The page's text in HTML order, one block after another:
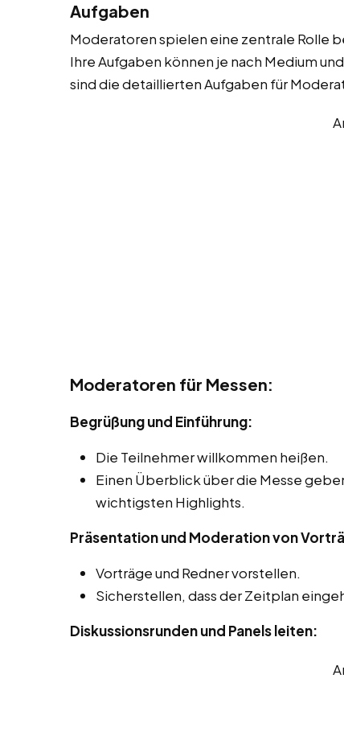
Aufgaben
Moderatoren spielen eine zentrale Rolle
Ihre Aufgaben können je nach Medium
sind die detaillierten Aufgaben für
Moderatoren für Messen:
Begrüßung und Einführung:
Die Teilnehmer willkommen heißen.
Einen Überblick über die Messe
wichtigsten Highlights.
Präsentation und Moderation von
Vorträge und Redner vorstellen.
Sicherstellen, dass der Zeitplan
Diskussionsrunden und Panels leiten: